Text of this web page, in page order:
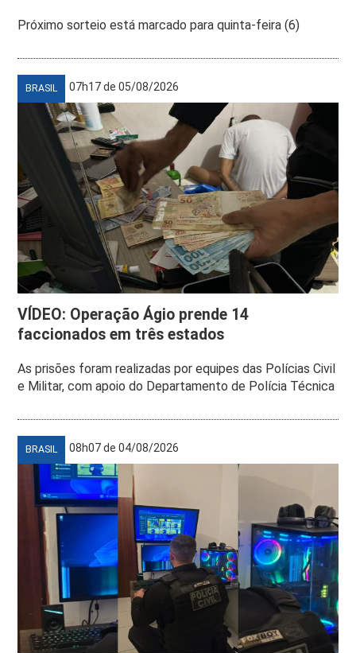
Próximo sorteio está marcado para quinta-feira (6)
BRASIL 07h17 de 05/08/2026
VÍDEO: Operação Ágio prende 14
faccionados em três estados
As prisões foram realizadas por equipes das Polícias Civil
e Militar, com apoio do Departamento de Polícia Técnica
BRASIL 08h07 de 04/08/2026